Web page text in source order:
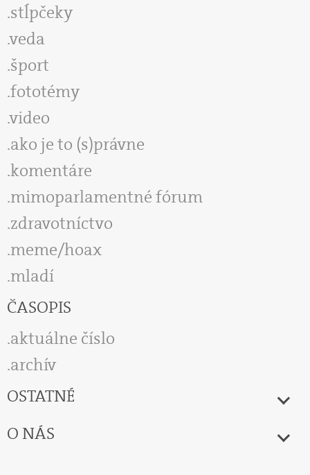
stĺpčeky
veda
šport
fototémy
video
ako je to (s)právne
komentáre
mimoparlamentné fórum
zdravotníctvo
meme/hoax
mladí
ČASOPIS
aktuálne číslo
archív
OSTATNÉ
O NÁS